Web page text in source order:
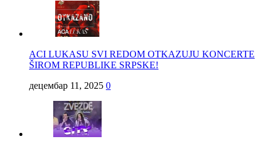
ACI LUKASU SVI REDOM OTKAZUJU KONCERTE
ŠIROM REPUBLIKE SRPSKE!
децембар 11, 2025 0